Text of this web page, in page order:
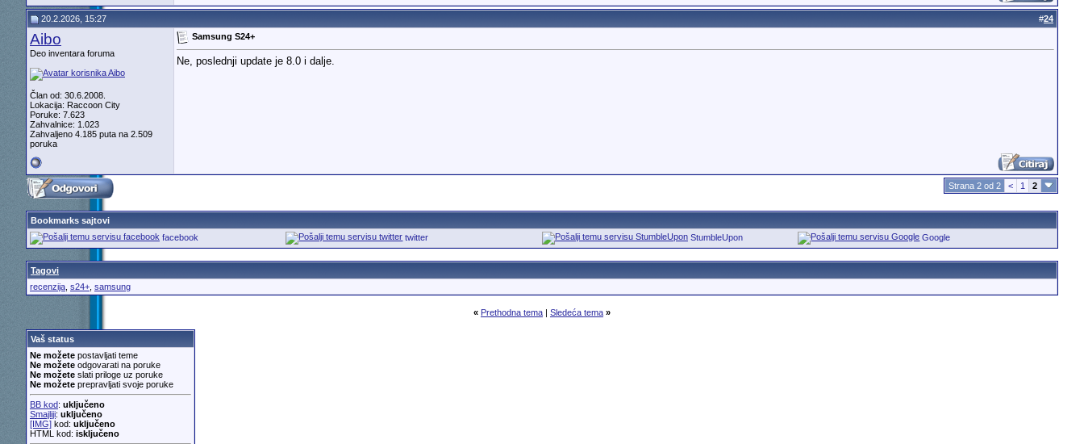
20.2.2026, 15:27 #24
Aibo
Deo inventara foruma
Član od: 30.6.2008.
Lokacija: Raccoon City
Poruke: 7.623
Zahvalnice: 1.023
Zahvaljeno 4.185 puta na 2.509
poruka
Samsung S24+
Ne, poslednji update je 8.0 i dalje.
Strana 2 od 2 < 1 2
Bookmarks sajtovi
facebook
twitter StumbleUpon Google
Tagovi
recenzija, s24+, samsung
« Prethodna tema| Sledeća tema »
Vaš status
Ne možetepostavljati teme
Ne možeteodgovarati na poruke
Ne možeteslati priloge uz poruke
Ne možeteprepravljati svoje poruke
BB kod: uključeno
Smajliji: uključeno
[IMG]kod: uključeno
HTML kod: isključeno